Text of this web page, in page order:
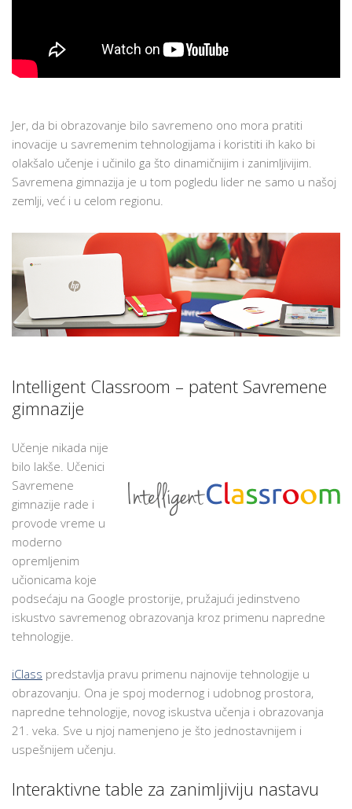
Jer, da bi obrazovanje bilo savremeno ono mora pratiti
inovacije u savremenim tehnologijama i koristiti ih kako bi
olakšalo učenje i učinilo ga što dinamičnijim i zanimljivijim.
Savremena gimnazija je u tom pogledu lider ne samo u našoj
zemlji, već i u celom regionu.
Intelligent Classroom – patent Savremene
gimnazije
Učenje nikada nije
bilo lakše. Učenici
Savremene
gimnazije rade i
provode vreme u
moderno
opremljenim
učionicama koje
podsećaju na Google prostorije, pružajući jedinstveno
iskustvo savremenog obrazovanja kroz primenu napredne
tehnologije.
iClass predstavlja pravu primenu najnovije tehnologije u
obrazovanju. Ona je spoj modernog i udobnog prostora,
napredne tehnologije, novog iskustva učenja i obrazovanja
21. veka. Sve u njoj namenjeno je što jednostavnijem i
uspešnijem učenju.
Interaktivne table za zanimljiviju nastavu